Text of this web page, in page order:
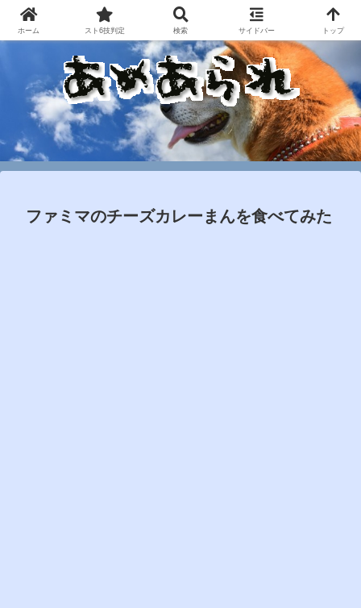
ファミマのチーズカレーまんを食べてみた
ホーム スト6技判定 検索 サイドバー トップ